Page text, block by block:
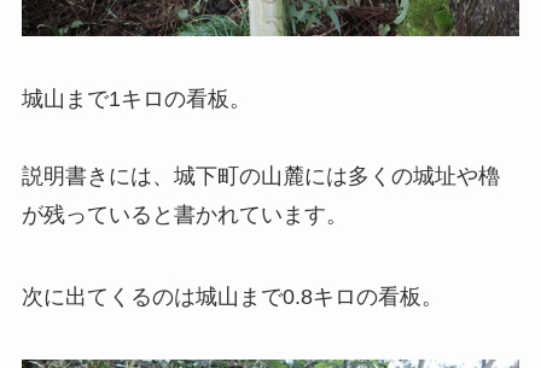
城山まで1キロの看板。
説明書きには、城下町の山麓には多くの城址や櫓
が残っていると書かれています。
次に出てくるのは城山まで0.8キロの看板。